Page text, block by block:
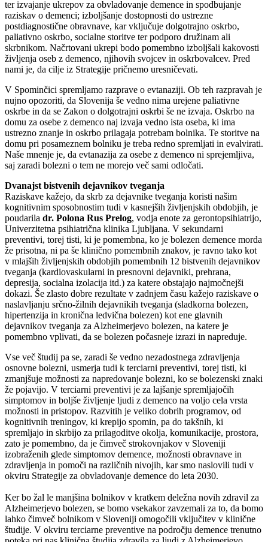
ter izvajanje ukrepov za obvladovanje demence in spodbujanje
raziskav o demenci; izboljšanje dostopnosti do ustrezne
postdiagnostične obravnave, kar vključuje dolgotrajno oskrbo,
paliativno oskrbo, socialne storitve ter podporo družinam ali
skrbnikom. Načrtovani ukrepi bodo pomembno izboljšali kakovosti
življenja oseb z demenco, njihovih svojcev in oskrbovalcev. Pred
nami je, da cilje iz Strategije pričnemo uresničevati.
V Spominčici spremljamo razprave o evtanaziji. Ob teh razpravah je
nujno opozoriti, da Slovenija še vedno nima urejene paliativne
oskrbe in da se Zakon o dolgotrajni oskrbi še ne izvaja. Oskrbo na
domu za osebe z demenco naj izvaja vedno ista oseba, ki ima
ustrezno znanje in oskrbo prilagaja potrebam bolnika. Te storitve na
domu pri posameznem bolniku je treba redno spremljati in evalvirati.
Naše mnenje je, da evtanazija za osebe z demenco ni sprejemljiva,
saj zaradi bolezni o tem ne morejo več sami odločati.
Dvanajst bistvenih dejavnikov tveganja
Raziskave kažejo, da skrb za dejavnike tveganja koristi našim
kognitivnim sposobnostim tudi v kasnejših življenjskih obdobjih, je
poudarila dr. Polona Rus Prelog, vodja enote za gerontopsihiatrijo,
Univerzitetna psihiatrična klinika Ljubljana. V sekundarni
preventivi, torej tisti, ki je pomembna, ko je bolezen demence morda
že prisotna, ni pa še klinično pomembnih znakov, je ravno tako kot
v mlajših življenjskih obdobjih pomembnih 12 bistvenih dejavnikov
tveganja (kardiovaskularni in presnovni dejavniki, prehrana,
depresija, socialna izolacija itd.) za katere obstajajo najmočnejši
dokazi. Še zlasto dobre rezultate v zadnjem času kažejo raziskave o
naslavljanju srčno-žilnih dejavnikih tveganja (sladkorna bolezen,
hipertenzija in kronična ledvična bolezen) kot ene glavnih
dejavnikov tveganja za Alzheimerjevo bolezen, na katere je
pomembno vplivati, da se bolezen počasneje izrazi in napreduje.
Vse več študij pa se, zaradi še vedno nezadostnega zdravljenja
osnovne bolezni, usmerja tudi k terciarni preventivi, torej tisti, ki
zmanjšuje možnosti za napredovanje bolezni, ko se bolezenski znaki
že pojavijo. V terciarni preventivi je za lajšanje spremljajočih
simptomov in boljše življenje ljudi z demenco na voljo cela vrsta
možnosti in pristopov. Razvitih je veliko dobrih programov, od
kognitivnih treningov, ki krepijo spomin, pa do takšnih, ki
spremljajo in skrbijo za prilagoditve okolja, komunikacije, prostora,
zato je pomembno, da je čimveč strokovnjakov v Sloveniji
izobraženih glede simptomov demence, možnosti obravnave in
zdravljenja in pomoči na različnih nivojih, kar smo naslovili tudi v
okviru Strategije za obvladovanje demence do leta 2030.
Ker bo žal le manjšina bolnikov v kratkem deležna novih zdravil za
Alzheimerjevo bolezen, se bomo vsekakor zavzemali za to, da bomo
lahko čimveč bolnikom v Sloveniji omogočili vključitev v klinične
študije. V okviru terciarne preventive na področju demence trenutno